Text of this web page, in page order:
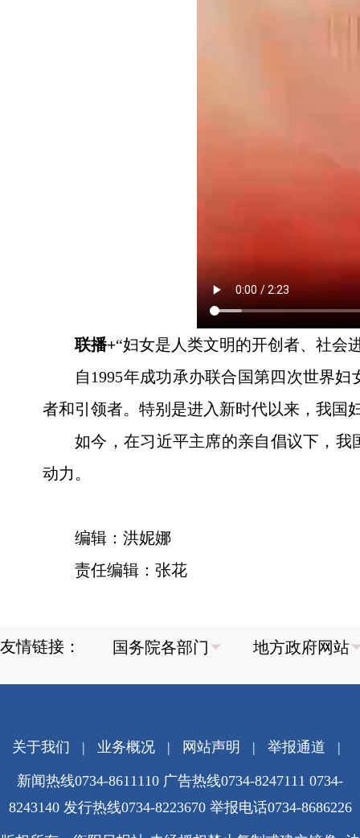
联播+“妇女是人类文明的开创者、社会
自1995年成功承办联合国第四次世界
者和引领者。特别是进入新时代以来，我国
如今，在习近平主席的亲自倡议下，
动力。
编辑：洪妮娜
责任编辑：张花
友情链接：
关于我们 | 业务概况| 网站声明 | 举报通道 |
新闻热线0734-8611110 广告热线0734-8247111 0734-
8243140 发行热线0734-8223670 举报电话0734-8686226